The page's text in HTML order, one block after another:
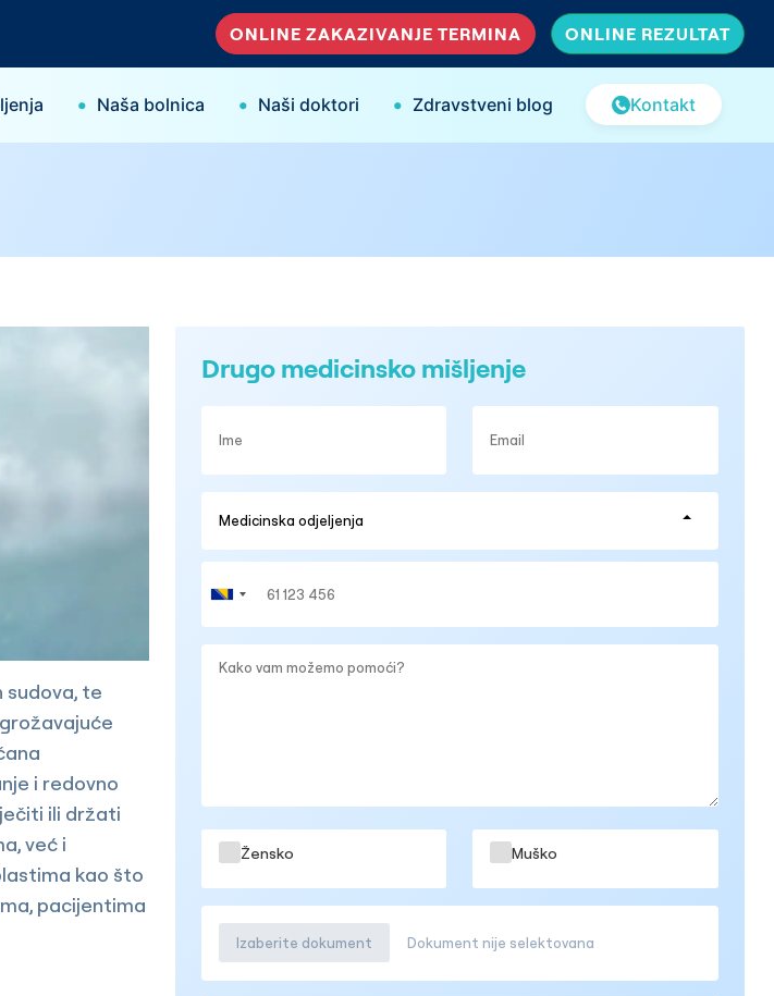
ONLINE ZAKAZIVANJE TERMINA ONLINE REZULTAT
• Naša bolnica • Naši doktori • Zdravstveni blog Kontakt
sudova, te
i redovno
ili držati
već i
kao što
pacijentima
Drugo medicinsko mišljenje
Žensko Muško
Izaberite dokument Dokument nije selektovana